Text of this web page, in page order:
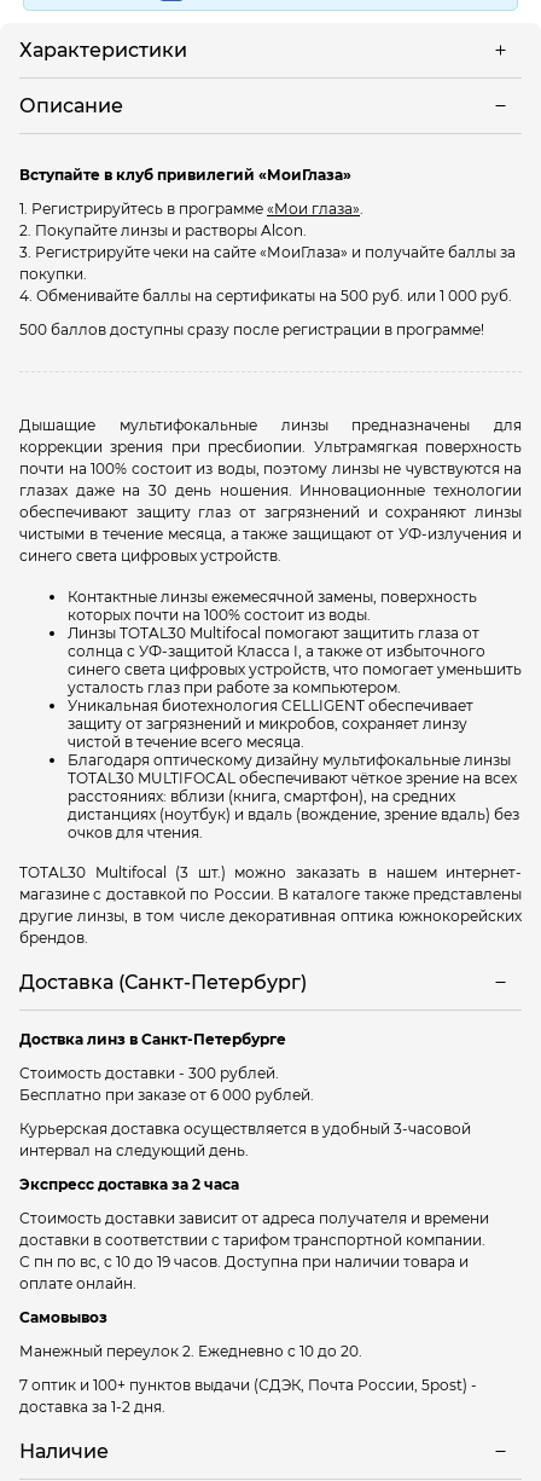
Характеристики
Описание
Вступайте в клуб привилегий «МоиГлаза»
1. Регистрируйтесь в программе «Мои глаза».
2. Покупайте линзы и растворы Alcon.
3. Регистрируйте чеки на сайте «МоиГлаза» и получайте баллы за
покупки.
4. Обменивайте баллы на сертификаты на 500 руб. или 1 000 руб.
500 баллов доступны сразу после регистрации в программе!
Дышащие мультифокальные линзы предназначены для
коррекции зрения при пресбиопии. Ультрамягкая поверхность
почти на 100% состоит из воды, поэтому линзы не чувствуются на
глазах даже на 30 день ношения. Инновационные технологии
обеспечивают защиту глаз от загрязнений и сохраняют линзы
чистыми в течение месяца, а также защищают от УФ-излучения и
синего света цифровых устройств.
Контактные линзы ежемесячной замены, поверхность
которых почти на 100% состоит из воды.
Линзы TOTAL30 Multifocal помогают защитить глаза от
солнца с УФ-защитой Класса I, а также от избыточного
синего света цифровых устройств, что помогает уменьшить
усталость глаз при работе за компьютером.
Уникальная биотехнология CELLIGENT обеспечивает
защиту от загрязнений и микробов, сохраняет линзу
чистой в течение всего месяца.
Благодаря оптическому дизайну мультифокальные линзы
TOTAL30 MULTIFOCAL обеспечивают чёткое зрение на всех
расстояниях: вблизи (книга, смартфон), на средних
дистанциях (ноутбук) и вдаль (вождение, зрение вдаль) без
очков для чтения.
TOTAL30 Multifocal (3 шт.) можно заказать в нашем интернет-
магазине с доставкой по России. В каталоге также представлены
другие линзы, в том числе декоративная оптика южнокорейских
брендов.
Доставка (Санкт-Петербург)
Доствка линз в Санкт-Петербурге
Стоимость доставки - 300 рублей.
Бесплатно при заказе от 6 000 рублей.
Курьерская доставка осуществляется в удобный 3-часовой
интервал на следующий день.
Экспресс доставка за 2 часа
Стоимость доставки зависит от адреса получателя и времени
доставки в соответствии с тарифом транспортной компании.
С пн по вс, с 10 до 19 часов. Доступна при наличии товара и
оплате онлайн.
Самовывоз
Манежный переулок 2. Ежедневно с 10 до 20.
7 оптик и 100+ пунктов выдачи (СДЭК, Почта России, 5post) -
доставка за 1-2 дня.
Наличие